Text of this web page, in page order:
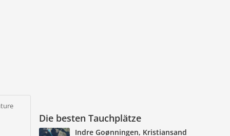
Die besten Tauchplätze
Indre Goønningen, Kristiansand